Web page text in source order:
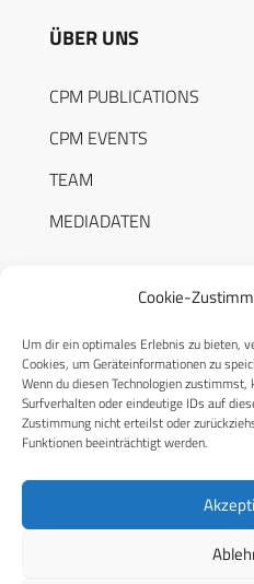
Cookie-
Um dir ein optimales Erlebnis zu bieten,
Cookies, um Geräteinformationen zu
Wenn du diesen Technologien
Surfverhalten oder eindeutige IDs auf
Zustimmung nicht erteilst oder
Funktionen beeinträchtigt werden.
ÜBER UNS
CPM PUBLICATIONS
CPM EVENTS
TEAM
MEDIADATEN
RECHTLICHES
Datenschutzerklärung
Cookie-Richtlinie (EU)